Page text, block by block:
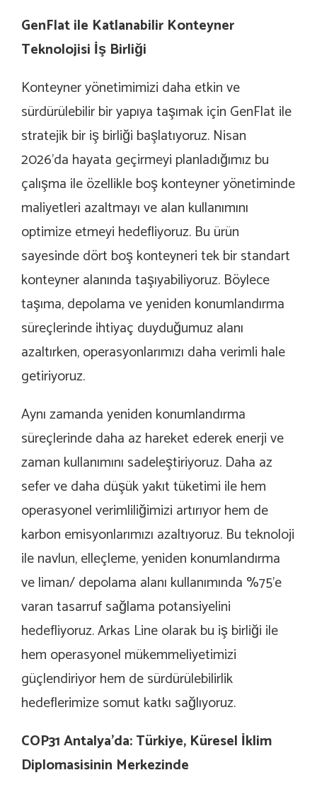
GenFlat ile Katlanabilir Konteyner
Teknolojisi İş Birliği
Konteyner yönetimimizi daha etkin ve
sürdürülebilir bir yapıya taşımak için GenFlat ile
stratejik bir iş birliği başlatıyoruz. Nisan
2026’da hayata geçirmeyi planladığımız bu
çalışma ile özellikle boş konteyner yönetiminde
maliyetleri azaltmayı ve alan kullanımını
optimize etmeyi hedefliyoruz. Bu ürün
sayesinde dört boş konteyneri tek bir standart
konteyner alanında taşıyabiliyoruz. Böylece
taşıma, depolama ve yeniden konumlandırma
süreçlerinde ihtiyaç duyduğumuz alanı
azaltırken, operasyonlarımızı daha verimli hale
getiriyoruz.
Aynı zamanda yeniden konumlandırma
süreçlerinde daha az hareket ederek enerji ve
zaman kullanımını sadeleştiriyoruz. Daha az
sefer ve daha düşük yakıt tüketimi ile hem
operasyonel verimliliğimizi artırıyor hem de
karbon emisyonlarımızı azaltıyoruz. Bu teknoloji
ile navlun, elleçleme, yeniden konumlandırma
ve liman/ depolama alanı kullanımında %75’e
varan tasarruf sağlama potansiyelini
hedefliyoruz.Arkas Line olarak bu iş birliği ile
hem operasyonel mükemmeliyetimizi
güçlendiriyor hem de sürdürülebilirlik
hedeflerimize somut katkı sağlıyoruz.
COP31 Antalya’da: Türkiye, Küresel İklim
Diplomasisinin Merkezinde